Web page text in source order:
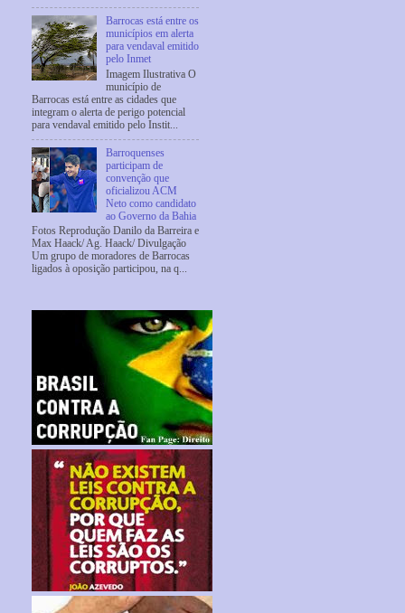
Barrocas está entre os
municípios em alerta
para vendaval emitido
pelo Inmet
Imagem Ilustrativa O
município de
Barrocas está entre as cidades que
integram o alerta de perigo potencial
para vendaval emitido pelo Instit...
Barroquenses
participam de
convenção que
oficializou ACM
Neto como candidato
ao Governo da Bahia
Fotos Reprodução Danilo da Barreira e
Max Haack/ Ag. Haack/ Divulgação
Um grupo de moradores de Barrocas
ligados à oposição participou, na q...